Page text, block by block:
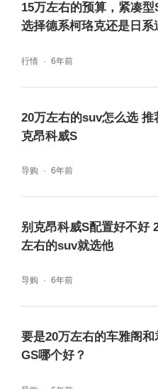
载问界M7 Pro+同款
市即支持城区领航辅
为乾崑ADS 5 Pro。
华为手机用户导航、音
音交互覆盖冰箱、座
15万左右的预算，紧凑型
选择德系柯珞克还是日系
行情 6年前
20万左右的suv怎么选 推
克昂科威S
导购 6年前
别克昂科威S配置好不好
左右的suv就选他
导购 6年前
要是20万左右的车雅阁和
GS哪个好？